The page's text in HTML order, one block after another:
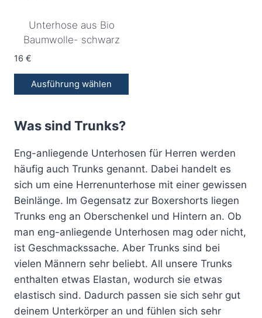
Varianten
auf.
Die
Optionen
können
der
gewählt
werden
gewählt
werden
Unterhose aus Bio
Baumwolle- schwarz
16 €
Ausführung wählen
weist
mehrere
Varianten
auf.
Die
Optionen
können
auf
der
Produktseite
gewählt
werden
Was sind Trunks?
Eng-anliegende Unterhosen für Herren werden
häufig auch Trunks genannt. Dabei handelt es
sich um eine Herrenunterhose mit einer gewissen
Beinlänge. Im Gegensatz zur Boxershorts liegen
Trunks eng an Oberschenkel und Hintern an. Ob
man eng-anliegende Unterhosen mag oder nicht,
ist Geschmackssache. Aber Trunks sind bei
vielen Männern sehr beliebt. All unsere Trunks
enthalten etwas Elastan, wodurch sie etwas
elastisch sind. Dadurch passen sie sich sehr gut
deinem Unterkörper an und fühlen sich sehr